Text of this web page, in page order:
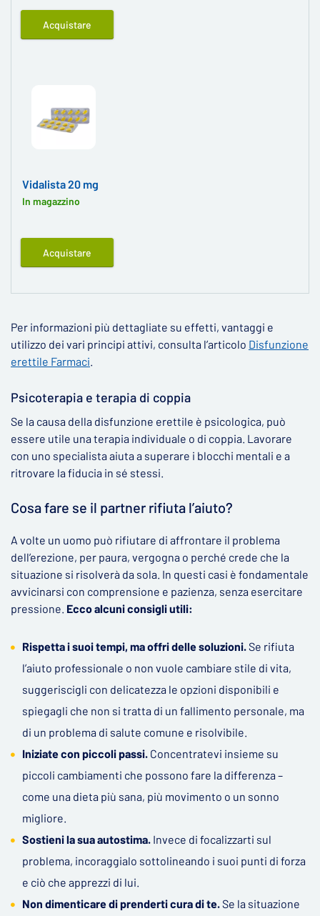
Acquistare
Vidalista 20 mg
In magazzino
Acquistare
Per informazioni più dettagliate su effetti, vantaggi e
utilizzo dei vari principi attivi, consulta l’articolo Disfunzione
erettile Farmaci.
Psicoterapia e terapia di coppia
Se la causa della disfunzione erettile è psicologica, può
essere utile una terapia individuale o di coppia. Lavorare
con uno specialista aiuta a superare i blocchi mentali e a
ritrovare la fiducia in sé stessi.
Cosa fare se il partner rifiuta l’aiuto?
A volte un uomo può rifiutare di affrontare il problema
dell’erezione, per paura, vergogna o perché crede che la
situazione si risolverà da sola. In questi casi è fondamentale
avvicinarsi con comprensione e pazienza, senza esercitare
pressione. Ecco alcuni consigli utili:
Rispetta i suoi tempi, ma offri delle soluzioni.Se rifiuta
l’aiuto professionale o non vuole cambiare stile di vita,
suggeriscigli con delicatezza le opzioni disponibili e
spiegagli che non si tratta di un fallimento personale, ma
di un problema di salute comune e risolvibile.
Iniziate con piccoli passi. Concentratevi insieme su
piccoli cambiamenti che possono fare la differenza –
come una dieta più sana, più movimento o un sonno
migliore.
Sostieni la sua autostima. Invece di focalizzarti sul
problema, incoraggialo sottolineando i suoi punti di forza
e ciò che apprezzi di lui.
Non dimenticare di prenderti cura di te.Se la situazione